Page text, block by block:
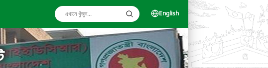
English